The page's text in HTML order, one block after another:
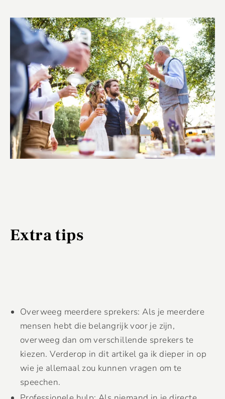
Extra tips
Overweeg meerdere sprekers: Als je meerdere
mensen hebt die belangrijk voor je zijn,
overweeg dan om verschillende sprekers te
kiezen. Verderop in dit artikel ga ik dieper in op
wie je allemaal zou kunnen vragen om te
speechen.